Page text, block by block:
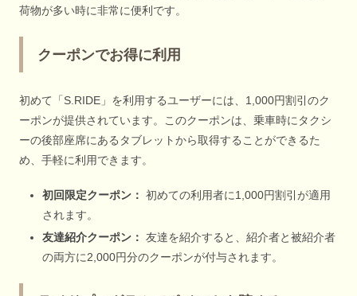
荷物が多い時に非常に便利です。
クーポンでお得に利用
初めて「S.RIDE」を利用するユーザーには、1,000円割引のク
ーポンが提供されています。このクーポンは、乗車時にタクシ
ーの後部座席にあるタブレットから取得することができるた
め、手軽に利用できます。
初回限定クーポン： 初めての利用者に1,000円割引が適用
されます。
友達紹介クーポン： 友達を紹介すると、紹介者と被紹介者
の両方に2,000円分のクーポンが付与されます。